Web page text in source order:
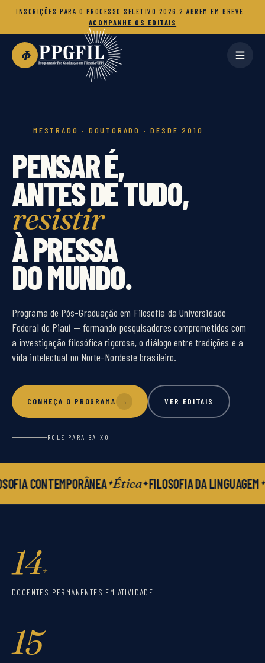
INSCRIÇÕES PARA O PROCESSO SELETIVO 2026.2 ABREM EM BREVE ·
ACOMPANHE OS EDITAIS
Φ
MESTRADO · DOUTORADO · DESDE 2010
PENSAR É,
ANTES DE TUDO,
resistir
À PRESSA
DO MUNDO.
Programa de Pós-Graduação em Filosofia da Universidade
Federal do Piauí — formando pesquisadores comprometidos com
a investigação filosófica rigorosa, o diálogo entre tradições e a
vida intelectual no Norte-Nordeste brasileiro.
CONHEÇA O PROGRAMA → VER EDITAIS
ROLE PARA BAIXO
CONTEMPORÂNEA Ética FILOSOFIA DA LINGUAGEM
14+
DOCENTES PERMANENTES EM ATIVIDADE
15